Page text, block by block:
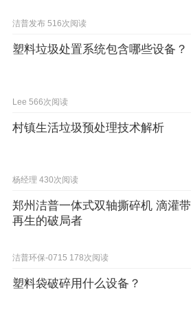
洁普发布 516次阅读
塑料垃圾处置系统包含哪些设备？
Lee 566次阅读
村镇生活垃圾预处理技术解析
杨经理 430次阅读
郑州洁普一体式双轴撕碎机 滴灌带
再生的破局者
洁普环保-0715 178次阅读
塑料袋破碎用什么设备？